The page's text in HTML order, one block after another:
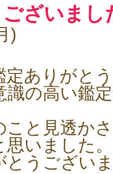
ざいまし
)
定ありがと
識の高い鑑
こと見透か
いました。
とうござい